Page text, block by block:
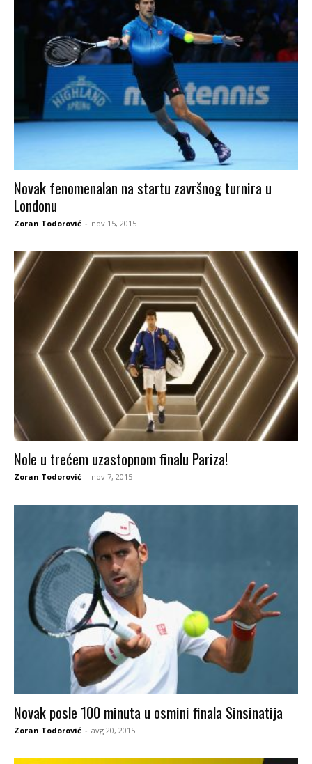
Novak fenomenalan na startu završnog turnira u
Londonu
Zoran Todorović - nov 15, 2015
Nole u trećem uzastopnom finalu Pariza!
Zoran Todorović - nov 7, 2015
Novak posle 100 minuta u osmini finala Sinsinatija
Zoran Todorović - avg 20, 2015